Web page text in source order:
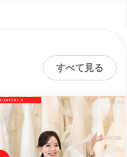
すべて見る